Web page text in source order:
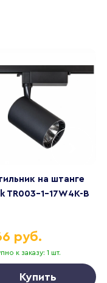
на штанге
TR003-1-17W4K-B
к заказу: 1 шт.
руб.
Купить